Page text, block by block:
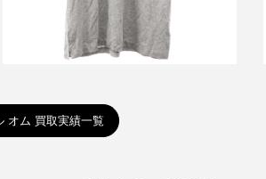
オム 買取実績一覧